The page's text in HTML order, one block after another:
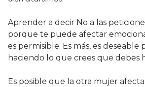
Aprender a decir No a las
porque te puede afectar
es permisible. Es más, es deseable
haciendo lo que crees que debes
Es posible que la otra mujer